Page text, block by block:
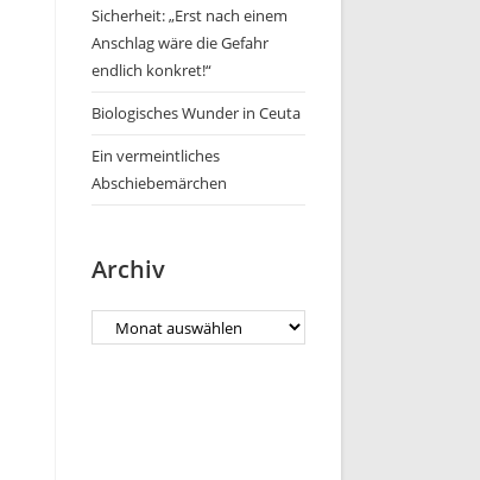
Sicherheit: „Erst nach einem
Anschlag wäre die Gefahr
endlich konkret!“
Biologisches Wunder in Ceuta
Ein vermeintliches
Abschiebemärchen
Archiv